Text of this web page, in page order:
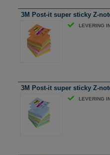
3M Post-it super sticky Z-
LEVERING
3M Post-it super sticky Z-
LEVERING